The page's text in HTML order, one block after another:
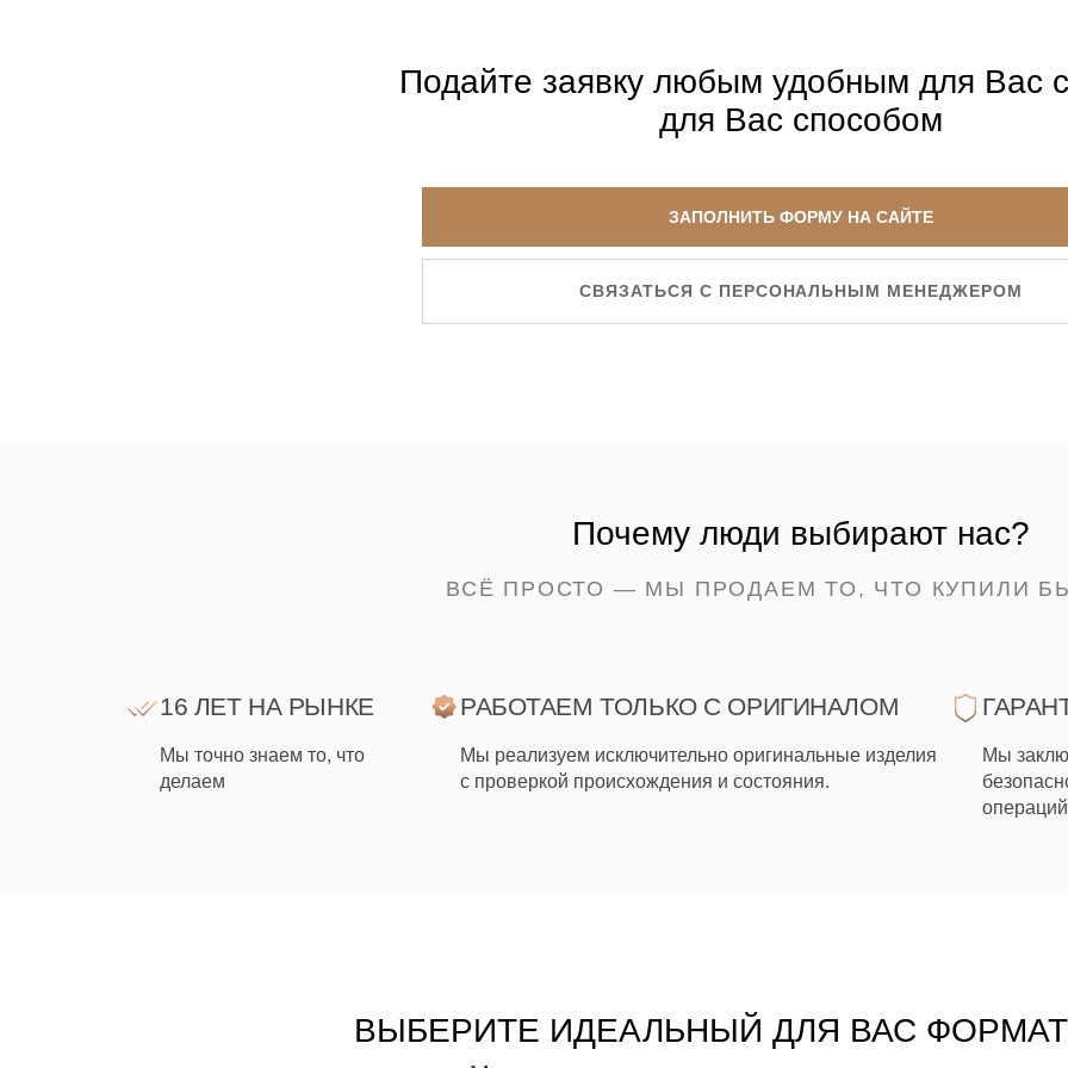
Подайте заявку любым удобным для Вас
для Вас способом
ЗАПОЛНИТЬ ФОРМУ НА САЙТЕ
СВЯЗАТЬСЯ С ПЕРСОНАЛЬНЫМ МЕНЕДЖЕРОМ
Почему люди выбирают нас?
ВСЁ ПРОСТО — МЫ ПРОДАЕМ ТО, ЧТО КУПИЛИ
16 ЛЕТ НА РЫНКЕ
Мы точно знаем то, что
делаем
РАБОТАЕМ ТОЛЬКО С ОРИГИНАЛОМ
Мы реализуем исключительно оригинальные изделия
с проверкой происхождения и состояния.
Мы
ВЫБЕРИТЕ ИДЕАЛЬНЫЙ ДЛЯ ВАС